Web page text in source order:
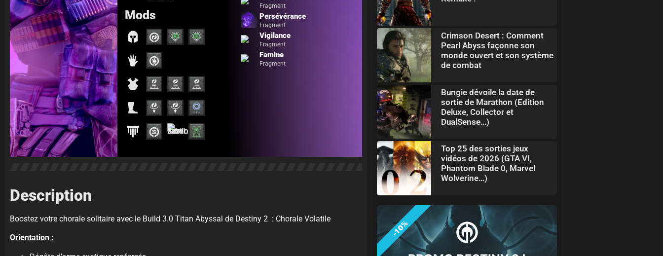
Mods
Fragment
Persévérance
Fragment
Vigilance
Fragment
Famine
Fragment
Description
Boostez votre chorale solitaire avec le Build 3.0 Titan Abyssal de Destiny 2 : Chorale Volatile
Orientation :
Crimson Desert : Comment
Pearl Abyss façonne son
monde ouvert et son système
de combat
Bungie dévoile la date de
sortie de Marathon (Edition
Deluxe, Collector et
DualSense…)
Top 25 des sorties jeux
vidéos de 2026 (GTA VI,
Phantom Blade 0, Marvel
Wolverine…)
-10%